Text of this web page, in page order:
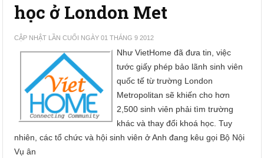
học ở London Met
CẬP NHẬT LẦN CUỐI NGÀY 01 THÁNG 9 2012
Như VietHome đã đưa tin, việc
tước giấy phép bảo lãnh sinh viên
quốc tế từ trường London
Metropolitan sẽ khiến cho hơn
2,500 sinh viên phải tìm trường
khác và thay đổi khoá học. Tuy
nhiên, các tổ chức và hội sinh viên ở Anh đang kêu gọi Bộ Nội
Vụ ân